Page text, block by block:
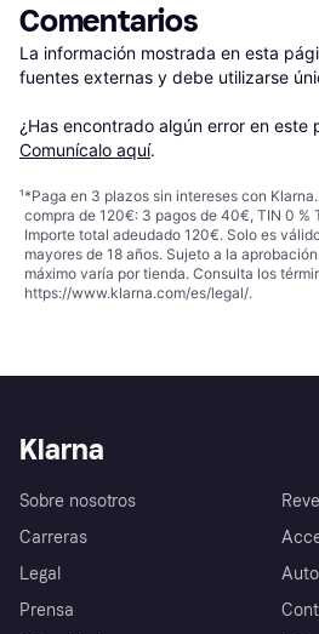
Comentarios
La información mostrada en esta
fuentes externas y debe utilizarse
¿Has encontrado algún error en este
Comunícalo aquí.
¹*Paga en 3 plazos sin intereses con
compra de 120€: 3 pagos de 40€, TIN 0 %
Importe total adeudado 120€. Solo es
mayores de 18 años. Sujeto a la
máximo varía por tienda. Consulta los
https://www.klarna.com/es/legal/.
Klarna
Sobre nosotros
Carreras
Legal
Prensa